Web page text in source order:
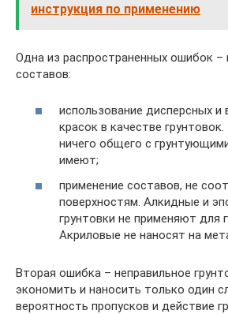
инструкция по применению
Одна из распространенных ошибок –
составов:
использование дисперсных и
красок в качестве
ничего общего с
имеют;
применение составов, не
поверхностям. Алкидные и
грунтовки не применяют для
Акриловые не наносят на
Вторая ошибка – неправильное
экономить и наносить только один
вероятность пропусков и действие